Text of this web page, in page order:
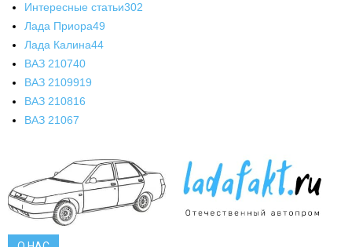
Интересные статьи302
Лада Приора49
Лада Калина44
ВАЗ 210740
ВАЗ 2109919
ВАЗ 210816
ВАЗ 21067